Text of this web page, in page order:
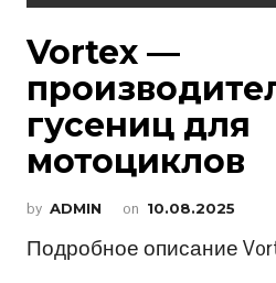
Vortex —
гусениц для
мотоциклов
by ADMIN on 10.08.2025
Подробное описание